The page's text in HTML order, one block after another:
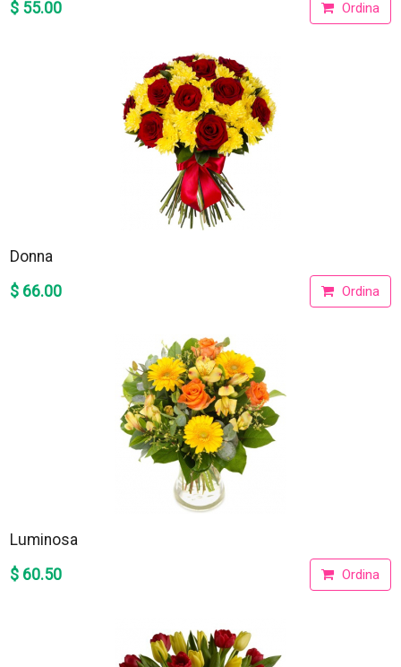
$ 55.00
Ordina
Donna
$ 66.00
Ordina
Luminosa
$ 60.50
Ordina